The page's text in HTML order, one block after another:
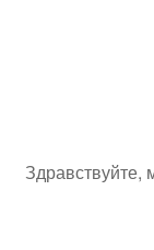
Здравствуйте,